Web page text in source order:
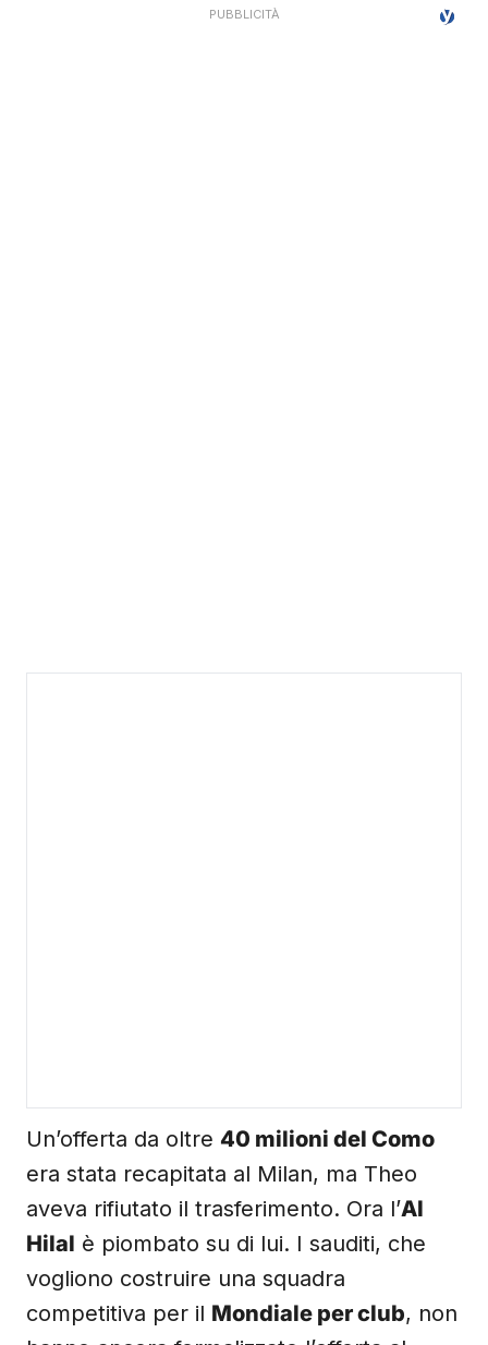
Un’offerta da oltre 40 milioni del Como
era stata recapitata al Milan, ma Theo
aveva rifiutato il trasferimento. Ora l’ Al
Hilal è piombato su di lui. I sauditi, che
vogliono costruire una squadra
competitiva per il Mondiale per club, non